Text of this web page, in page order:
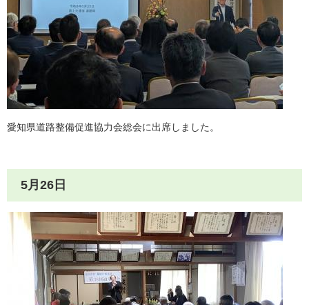
愛知県道路整備促進協力会総会に出席しました。
5月26日